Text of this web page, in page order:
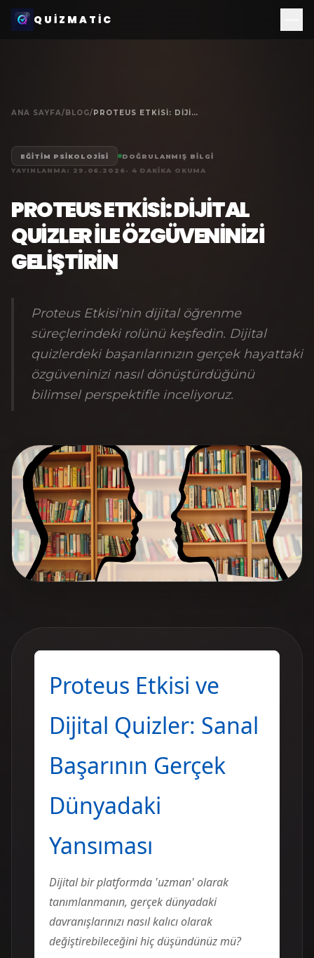
QUIZMATIC
ANA SAYFA/BLOG/ PROTEUS ETKISI: DIJITAL QUIZLER ILE ÖZGÜVENINIZI GELIŞTIRIN
EĞITIM PSIKOLOJISI
DOĞRULANMIŞ BILGI
YAYINLANMA:
29.06.2026 · 4 DAKIKA OKUMA
PROTEUS ETKISI: DIJITAL
QUIZLER ILE ÖZGÜVENINIZI
GELIŞTIRIN
Proteus Etkisi'nin dijital öğrenme
süreçlerindeki rolünü keşfedin. Dijital
quizlerdeki başarılarınızın gerçek hayattaki
özgüveninizi nasıl dönüştürdüğünü
bilimsel perspektifle inceliyoruz.
Proteus Etkisi ve
Dijital Quizler: Sanal
Başarının Gerçek
Dünyadaki
Yansıması
Dijital bir platformda 'uzman' olarak
tanımlanmanın, gerçek dünyadaki
davranışlarınızı nasıl kalıcı olarak
değiştirebileceğini hiç düşündünüz mü?